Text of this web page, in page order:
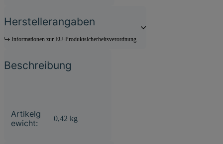
Herstellerangaben
Informationen zur EU-Produktsicherheitsverordnung
Beschreibung
Produkteigenschaft
Wert
Artikelg
ewicht:
0,42 kg